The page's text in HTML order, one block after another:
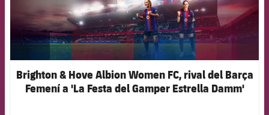
Brighton & Hove Albion Women FC, rival del Barça
Femení a 'La Festa del Gamper Estrella Damm'